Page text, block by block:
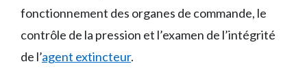
fonctionnement des organes de commande, le
contrôle de la pression et l’examen de l’intégrité
de l’agent extincteur.